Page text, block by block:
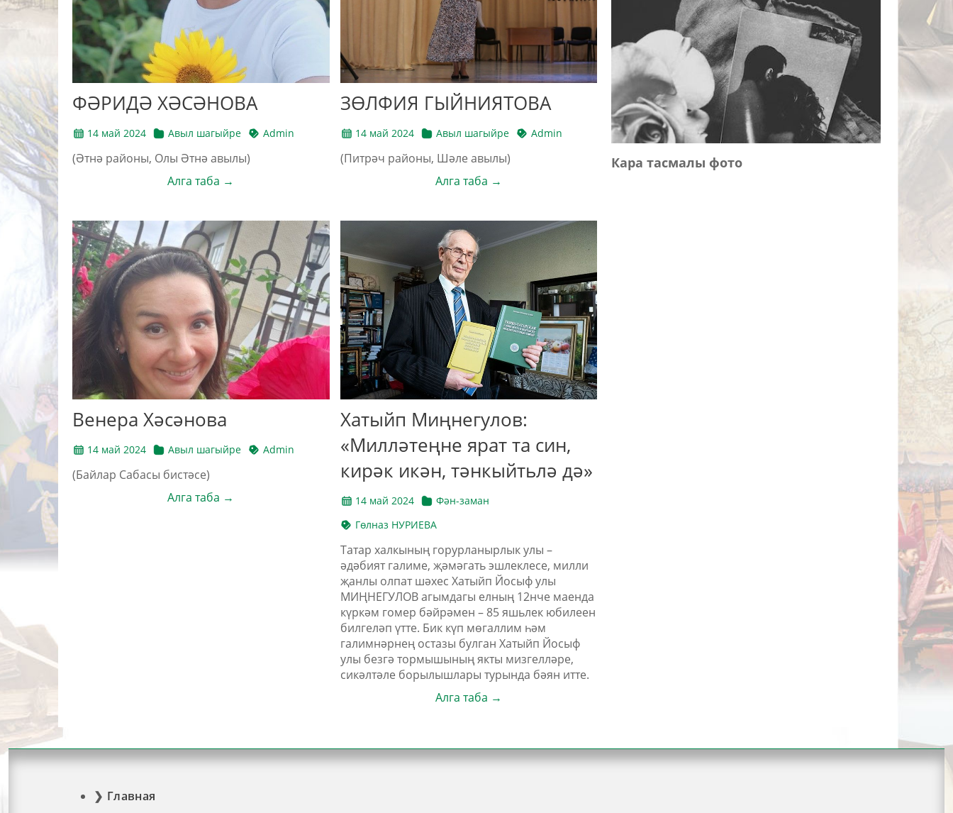
ФӘРИДӘ ХӘСӘНОВА
14 май 2024 Авыл шагыйре Admin
(Әтнә районы, Олы Әтнә авылы)
Алга таба →
ЗӨЛФИЯ ГЫЙНИЯТОВА
14 май 2024 Авыл шагыйре Admin
(Питрәч районы, Шәле авылы)
Алга таба →
Венера Хәсәнова
14 май 2024 Авыл шагыйре Admin
(Байлар Сабасы бистәсе)
Алга таба →
Хатыйп Миңнегулов:
«Милләтеңне ярат та син,
кирәк икән, тәнкыйтьлә дә»
14 май 2024
Фән-заман
Гөлназ НУРИЕВА
Татар халкының горурланырлык улы –
әдәбият галиме, җәмәгать эшлеклесе, милли
җанлы олпат шәхес Хатыйп Йосыф улы
МИҢНЕГУЛОВ агымдагы елның 12нче маенда
күркәм гомер бәйрәмен – 85 яшьлек юбилеен
билгеләп үтте. Бик күп мөгаллим һәм
галимнәрнең остазы булган Хатыйп Йосыф
улы безгә тормышының якты мизгелләре,
сикәлтәле борылышлары турында бәян итте.
Алга таба →
Кара тасмалы фото
Главная